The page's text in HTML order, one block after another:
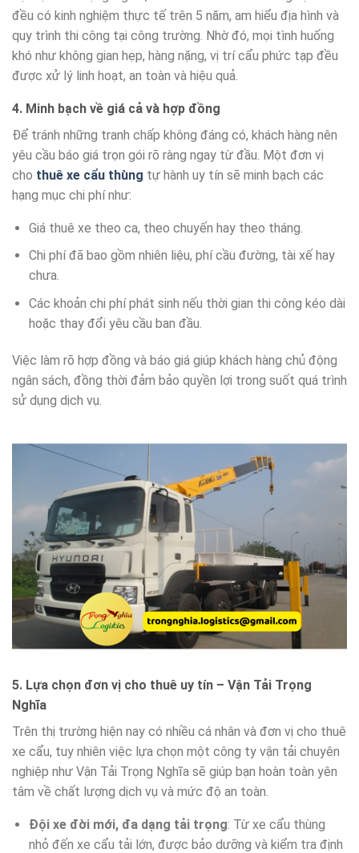
đều có kinh nghiệm thực tế trên 5 năm, am hiểu địa hình và
quy trình thi công tại công trường. Nhờ đó, mọi tình huống
khó như không gian hẹp, hàng nặng, vị trí cẩu phức tạp đều
được xử lý linh hoạt, an toàn và hiệu quả.
4. Minh bạch về giá cả và hợp đồng
Để tránh những tranh chấp không đáng có, khách hàng nên
yêu cầu báo giá trọn gói rõ ràng ngay từ đầu. Một đơn vị
cho thuê xe cẩu thùng tự hành uy tín sẽ minh bạch các
hạng mục chi phí như:
Giá thuê xe theo ca, theo chuyến hay theo tháng.
Chi phí đã bao gồm nhiên liệu, phí cầu đường, tài xế hay
chưa.
Các khoản chi phí phát sinh nếu thời gian thi công kéo dài
hoặc thay đổi yêu cầu ban đầu.
Việc làm rõ hợp đồng và báo giá giúp khách hàng chủ động
ngân sách, đồng thời đảm bảo quyền lợi trong suốt quá trình
sử dụng dịch vụ.
5. Lựa chọn đơn vị cho thuê uy tín – Vận Tải Trọng
Nghĩa
Trên thị trường hiện nay có nhiều cá nhân và đơn vị cho thuê
xe cẩu, tuy nhiên việc lựa chọn một công ty vận tải chuyên
nghiệp như Vận Tải Trọng Nghĩa sẽ giúp bạn hoàn toàn yên
tâm về chất lượng dịch vụ và mức độ an toàn.
Đội xe đời mới, đa dạng tải trọng: Từ xe cẩu thùng
nhỏ đến xe cẩu tải lớn, được bảo dưỡng và kiểm tra định